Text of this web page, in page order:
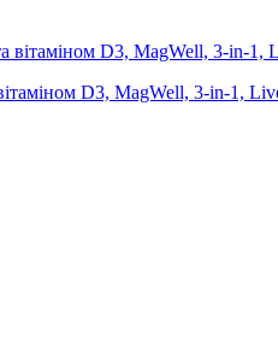
D3, MagWell, 3-in-1,